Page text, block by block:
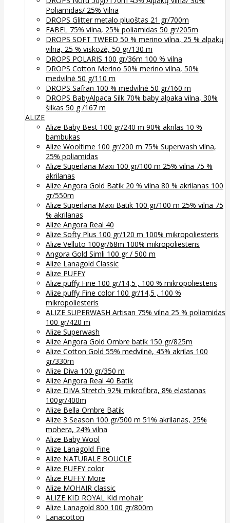
Poliamidas/ 25% Vilna
DROPS Glitter metalo pluoštas 21 gr/700m
FABEL 75% vilna, 25% poliamidas 50 gr/205m
DROPS SOFT TWEED 50 % merino vilna, 25 % alpakų
vilna, 25 % viskozė, 50 gr/130 m
DROPS POLARIS 100 gr/36m 100 % vilna
DROPS Cotton Merino 50% merino vilna, 50%
medvilnė 50 g/110 m
DROPS Safran 100 % medvilnė 50 gr/160 m
DROPS BabyAlpaca Silk 70% baby alpaka vilna, 30%
šilkas 50 g /167 m
ALIZE
Alize Baby Best 100 gr/240 m 90% akrilas 10 %
bambukas
Alize Wooltime 100 gr/200 m 75% Superwash vilna,
25% poliamidas
Alize Superlana Maxi 100 gr/100 m 25% vilna 75 %
akrilanas
Alize Angora Gold Batik 20 % vilna 80 % akrilanas 100
gr/550m
Alize Superlana Maxi Batik 100 gr/100 m 25% vilna 75
% akrilanas
Alize Angora Real 40
Alize Softy Plus 100 gr/120 m 100% mikropoliesteris
Alize Velluto 100gr/68m 100% mikropoliesteris
Angora Gold Simli 100 gr / 500 m
Alize Lanagold Classic
Alize PUFFY
Alize puffy Fine 100 gr/14,5 , 100 % mikropoliesteris
Alize puffy Fine color 100 gr/14,5 , 100 %
mikropoliesteris
ALIZE SUPERWASH Artisan 75% vilna 25 % poliamidas
100 gr/420 m
Alize Superwash
Alize Angora Gold Ombre batik 150 gr/825m
Alize Cotton Gold 55% medvilnė, 45% akrilas 100
gr/330m
Alize Diva 100 gr/350 m
Alize Angora Real 40 Batik
Alize DIVA Stretch 92% mikrofibra, 8% elastanas
100gr/400m
Alize Bella Ombre Batik
Alize 3 Season 100 gr/500 m 51% akrilanas, 25%
mohera, 24% vilna
Alize Baby Wool
Alize Lanagold Fine
Alize NATURALE BOUCLE
Alize PUFFY color
Alize PUFFY More
Alize MOHAIR classic
ALIZE KID ROYAL Kid mohair
Alize Lanagold 800 100 gr/800m
Lanacotton